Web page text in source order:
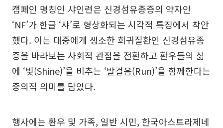
캠페인 명칭인 샤인런은 신경섬유종증의 약자인
‘NF’가 한글 ‘샤’로 형상화되는 시각적 특징에서 착안
했다. 이는 대중에게 생소한 희귀질환인 신경섬유종
증을 바라보는 사회적 관점을 전환하고 환우들의 삶
에 ‘빛(Shine)’을 비추는 ‘발걸음(Run)’을 함께한다는
중의적 의미를 담았다.
행사에는 환우 및 가족, 일반 시민, 한국아스트라제네